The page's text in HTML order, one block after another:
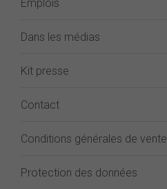
Emplois
Dans les médias
Kit presse
Contact
Conditions générales de vente
Protection des données